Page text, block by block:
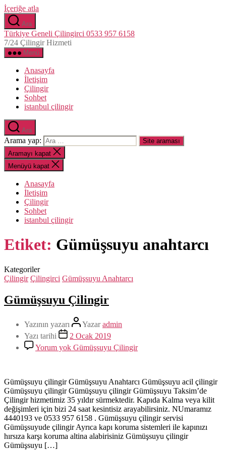
İçeriğe atla
Ara
Türkiye Geneli Çilingirci 0533 957 6158
7/24 Çilingir Hizmeti
Menü
Anasayfa
İletişim
Çilingir
Sohbet
istanbul çilingir
Ara
Arama yap:
Aramayı kapat
Menüyü kapat
Anasayfa
İletişim
Çilingir
Sohbet
istanbul çilingir
Etiket: Gümüşsuyu anahtarcı
Kategoriler
Çilingir Çilingirci Gümüşsuyu Anahtarcı
Gümüşsuyu Çilingir
Yazının yazarı Yazaradmin
Yazı tarihi
2 Ocak 2019
Yorum yok Gümüşsuyu Çilingir
Gümüşsuyu çilingir Gümüşsuyu Anahtarcı Gümüşsuyu acil çilingir
Gümüşsuyu çilingir Gümüşsuyu çilingir Gümüşsuyu Taksim’de
Çilingir hizmetimiz 35 yıldır sürmektedir. Kapıda Kalma veya kilit
değişimleri için bizi 24 saat kesintisiz arayabilirsiniz. NUmaramız
4440193 ve 0533 957 6158 . Gümüşsuyu çilingir servisi
Gümüşsuyude çilingir Ayrıca kapı koruma sistemleri ile kapınızı
hırsıza karşı koruma altina alabirisiniz Gümüşsuyu çilingir
Gümüşsuyu […]